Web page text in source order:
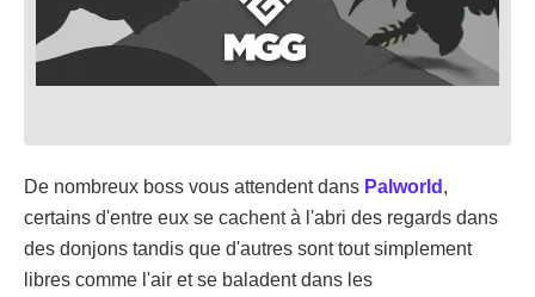
De nombreux boss vous attendent dans Palworld ,
certains d'entre eux se cachent à l'abri des regards dans
des donjons tandis que d'autres sont tout simplement
libres comme l'air et se baladent dans les